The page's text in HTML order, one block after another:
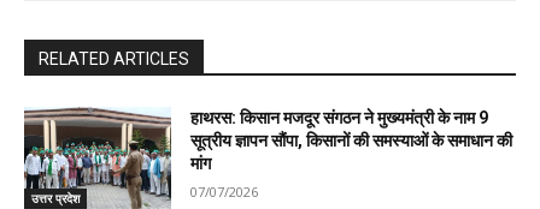
RELATED ARTICLES
उत्तर प्रदेश
हाथरस: किसान मजदूर संगठन ने मुख्यमंत्री के नाम 9
सूत्रीय ज्ञापन सौंपा, किसानों की समस्याओं के समाधान की
मांग
07/07/2026